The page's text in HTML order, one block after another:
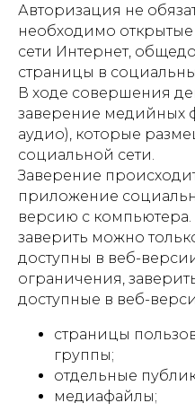
Авторизация не
необходимо открытые
сети Интернет,
страницы в
В ходе совершения
заверение медийных
аудио), которые
социальной сети.
Заверение
приложение
версию с
заверить можно
доступны в веб-
ограничения,
доступные в веб-
страницы
группы;
отдельные
медиафайлы;